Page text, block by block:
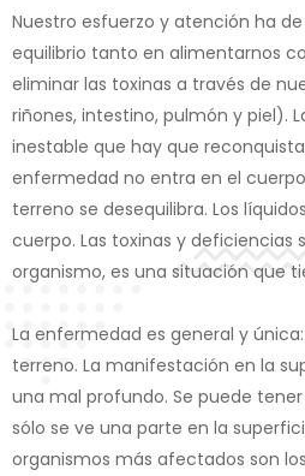
Nuestro esfuerzo y atención ha
equilibrio tanto en alimentarnos
eliminar las toxinas a través de
riñones, intestino, pulmón y piel).
inestable que hay que
enfermedad no entra en el
terreno se desequilibra. Los
cuerpo. Las toxinas y deficiencias
organismo, es una situación que
La enfermedad es general y
terreno. La manifestación en la
una mal profundo. Se puede
sólo se ve una parte en la
organismos más afectados son